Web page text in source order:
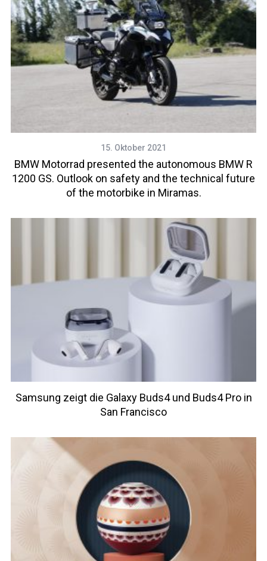
15. Oktober 2021
BMW Motorrad presented the autonomous BMW R
1200 GS. Outlook on safety and the technical future
of the motorbike in Miramas.
Samsung zeigt die Galaxy Buds4 und Buds4 Pro in
San Francisco